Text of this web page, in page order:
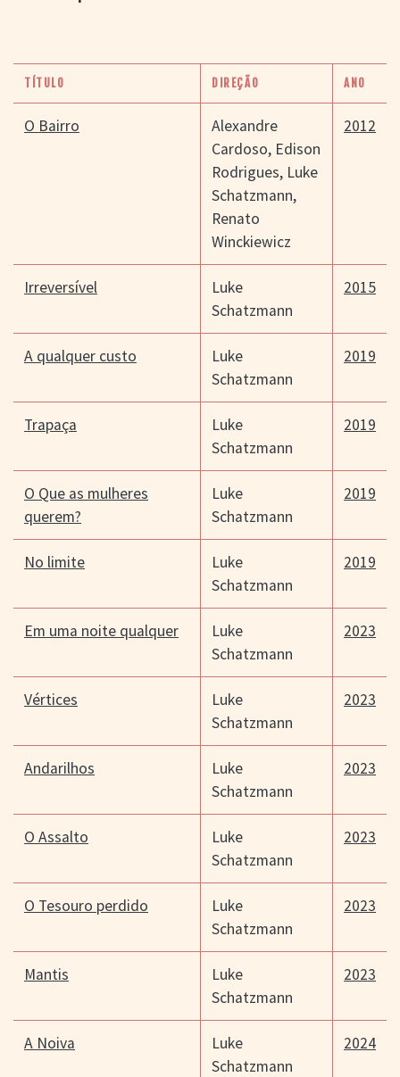
TÍTULO DIREÇÃO ANO
O Bairro
Alexandre
Cardoso, Edison
Rodrigues, Luke
Schatzmann,
Renato
Winckiewicz
2012
Irreversível
Luke
Schatzmann
2015
A qualquer custo
Luke
Schatzmann
2019
Trapaça
Luke
Schatzmann
2019
O Que as mulheres
querem?
Luke
Schatzmann
2019
No limite
Luke
Schatzmann
2019
Em uma noite qualquer
Luke
Schatzmann
2023
Vértices
Luke
Schatzmann
2023
Andarilhos
Luke
Schatzmann
2023
O Assalto
Luke
Schatzmann
2023
O Tesouro perdido
Luke
Schatzmann
2023
Mantis
Luke
Schatzmann
2023
A Noiva
Luke
Schatzmann
2024